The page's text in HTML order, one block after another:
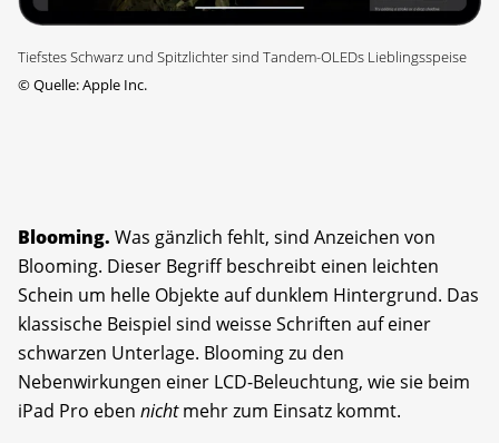
Tiefstes Schwarz und Spitzlichter sind Tandem-OLEDs Lieblingsspeise
©Quelle: Apple Inc.
Blooming. Was gänzlich fehlt, sind Anzeichen von
Blooming. Dieser Begriff beschreibt einen leichten
Schein um helle Objekte auf dunklem Hintergrund. Das
klassische Beispiel sind weisse Schriften auf einer
schwarzen Unterlage. Blooming zu den
Nebenwirkungen einer LCD-Beleuchtung, wie sie beim
iPad Pro eben nichtmehr zum Einsatz kommt.